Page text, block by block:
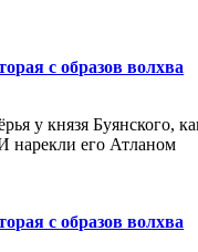
с образов волхва
у князя Буянского,
нарекли его Атланом
с образов волхва